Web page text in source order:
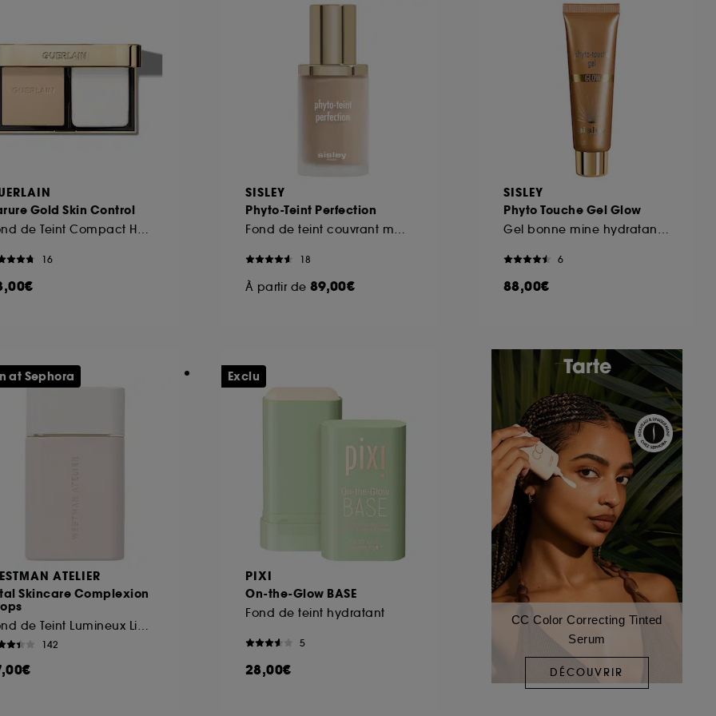
Gold Skin Control
16
SISLEY
Phyto-Teint Perfection
18
À partir de 89,00€
SISLEY
Phyto Touche Gel Glow
6
88,00€
ATELIER
Skincare Complexion
142
at Sephora
PIXI
On-the-Glow BASE
Fond de teint hydratant
5
28,00€
Exclu
CC Color Correcting Tinted
Serum
DÉCOUVRIR
et la lecture de ces traceurs requiert votre accord. Vous pouvez personnaliser vos choix concernant
mes choix" ci-dessous ou décider de "tout accepter". Sephora pourra associer les
Cookies, pour les finalités acceptées, avec les données personnelles collectées ou générées lors
refuser tous les cookies, cliques sur "continuer sans accepter". Voous pouvez à tout moment choisir
obtenir plus d'information sur les cookies utilisés,